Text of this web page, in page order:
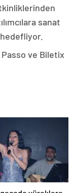
sanat
ve Biletix